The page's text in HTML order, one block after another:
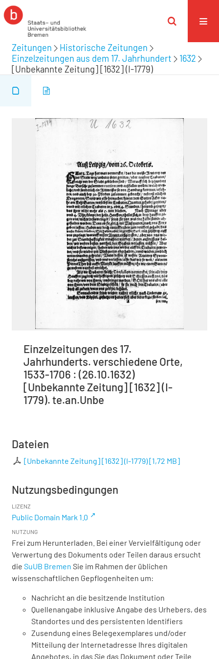
Zeitungen
Historische Zeitungen
Einzelzeitungen aus dem 17. Jahrhundert
1632
[Unbekannte Zeitung] [1632] (I-1779)
Einzelzeitungen des 17.
Jahrhunderts. verschiedene Orte,
1533-1706 : (26.10.1632)
[Unbekannte Zeitung] [1632] (I-
1779). te.an.Unbe
Dateien
[Unbekannte Zeitung] [1632] (I-1779)[1,72 MB]
Nutzungsbedingungen
LIZENZ
Public Domain Mark 1.0
NUTZUNG
Frei zum Herunterladen. Bei einer Vervielfältigung oder
Verwertung des Dokuments oder Teilen daraus ersucht
die SuUB Bremen Sie im Rahmen der üblichen
wissenschaftlichen Gepflogenheiten um:
Nachricht an die besitzende Institution
Quellenangabe inklusive Angabe des Urhebers, des
Standortes und des persistenten Identifiers
Zusendung eines Belegexemplares und/oder
Mitteilung der Internetadresse Ihres digitalen
Angebotes, in das Sie das Dokument oder Teile